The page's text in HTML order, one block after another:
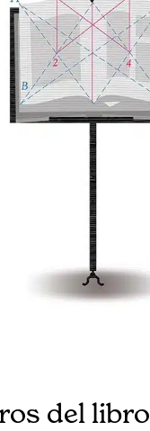
del libro